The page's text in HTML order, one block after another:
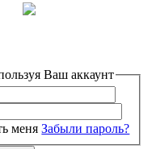
Ваш аккаунт
меня Забыли пароль?